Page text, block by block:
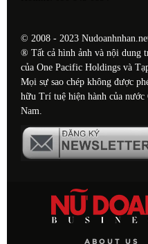
© 2008 - 2023
® Tất cả hình ảnh và nội dung
của One Pacific Holdings và
Mọi sự sao chép không được
hữu Trí tuệ hiện hành của
Nam.
ABOUT US